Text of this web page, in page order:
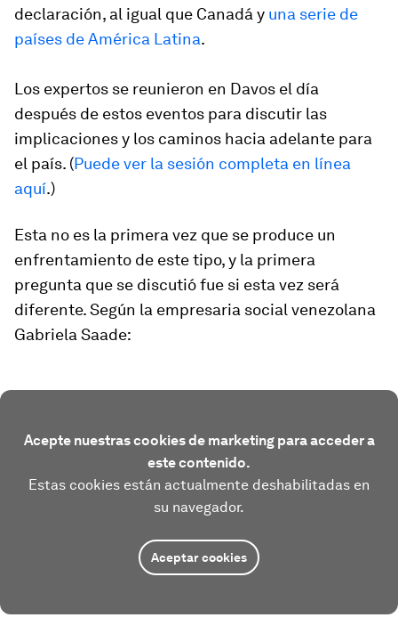
declaración, al igual que Canadá y una serie de
países de América Latina.
Los expertos se reunieron en Davos el día
después de estos eventos para discutir las
implicaciones y los caminos hacia adelante para
el país. (Puede ver la sesión completa en línea
aquí.)
Esta no es la primera vez que se produce un
enfrentamiento de este tipo, y la primera
pregunta que se discutió fue si esta vez será
diferente. Según la empresaria social venezolana
Gabriela Saade:
Acepte nuestras cookies de marketing para acceder a
este contenido.
Estas cookies están actualmente deshabilitadas en
su navegador.
Aceptar cookies